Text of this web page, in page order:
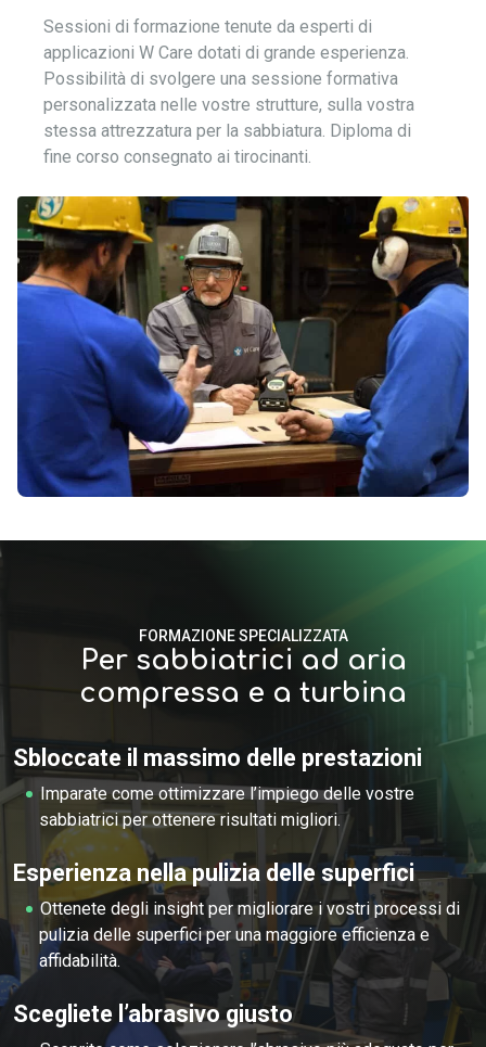
Sessioni di formazione tenute da esperti di
applicazioni W Care dotati di grande esperienza.
Possibilità di svolgere una sessione formativa
personalizzata nelle vostre strutture, sulla vostra
stessa attrezzatura per la sabbiatura. Diploma di
fine corso consegnato ai tirocinanti.
Per sabbiatrici ad aria
compressa e a turbina
FORMAZIONE SPECIALIZZATA
Sbloccate il massimo delle prestazioni
Imparate come ottimizzare l’impiego delle vostre
sabbiatrici per ottenere risultati migliori.
Esperienza nella pulizia delle superfici
Ottenete degli insight per migliorare i vostri processi di
pulizia delle superfici per una maggiore efficienza e
affidabilità.
Scegliete l’abrasivo giusto